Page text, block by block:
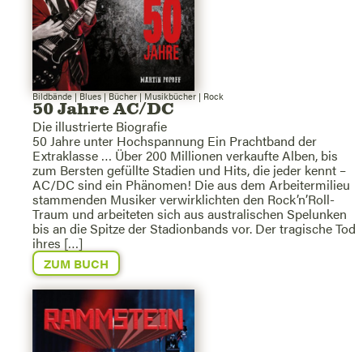
Bildbände|Blues|Bücher|Musikbücher| Rock
50 Jahre AC/DC
Die illustrierte Biografie
50 Jahre unter Hochspannung Ein Prachtband der
Extraklasse … Über 200 Millionen verkaufte Alben, bis
zum Bersten gefüllte Stadien und Hits, die jeder kennt –
AC/DC sind ein Phänomen! Die aus dem Arbeitermilieu
stammenden Musiker verwirklichten den Rock’n’Roll-
Traum und arbeiteten sich aus australischen Spelunken
bis an die Spitze der Stadionbands vor. Der tragische Tod
ihres […]
ZUM BUCH